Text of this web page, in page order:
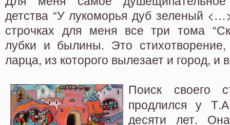
детства “У лукоморья дуб зеленый
строчках для меня все три тома
лубки и былины. Это
ларца, из которого вылезает и город, и
Поиск своего
продлился у
десяти лет.